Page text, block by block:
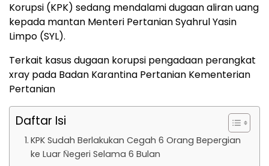
Korupsi (KPK) sedang mendalami dugaan aliran uang
kepada mantan Menteri Pertanian Syahrul Yasin
Limpo (SYL).
Terkait kasus dugaan korupsi pengadaan perangkat
xray pada Badan Karantina Pertanian Kementerian
Pertanian
Daftar Isi
KPK Sudah Berlakukan Cegah 6 Orang Bepergian
ke Luar N̈egeri Selama 6 Bulan